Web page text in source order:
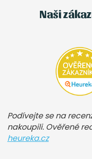
Naši
Podívejte se na
nakoupili. Ověřené
heureka.cz